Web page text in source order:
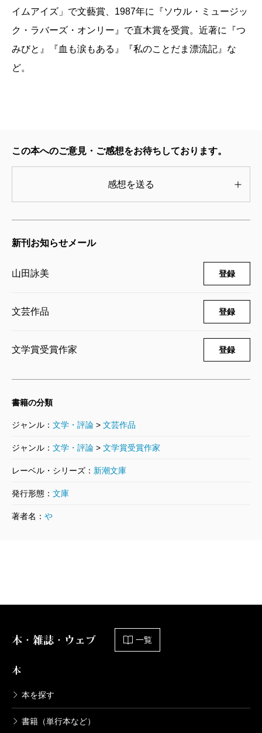
イムアイズ」で文藝賞、1987年に『ソウル・ミュージッ
ク・ラバーズ・オンリー』で直木賞を受賞。近著に『つ
みびと』『血も涙もある』『私のことだま漂流記』な
ど。
この本へのご意見・ご感想をお待ちしております。
感想を送る
新刊お知らせメール
山田詠美 登録
文芸作品 登録
文学賞受賞作家 登録
書籍の分類
ジャンル： 文学・評論 > 文芸作品
ジャンル： 文学・評論 > 文学賞受賞作家
レーベル・シリーズ： 新潮文庫
発行形態： 文庫
著者名： や
本・雑誌・ウェブ 一覧
本
本を探す
書籍（単行本など）